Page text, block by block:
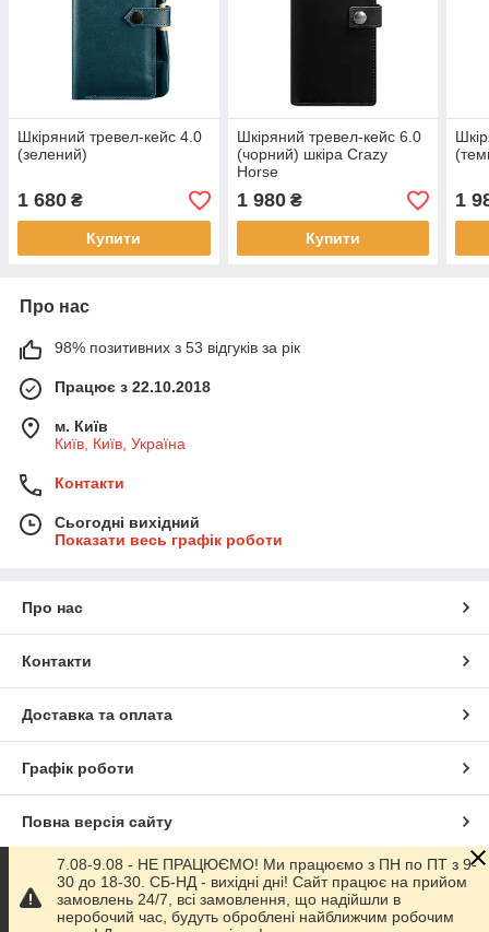
Шкіряний тревел-кейс 4.0
(зелений)
1 680 ₴
Купити
Шкіряний тревел-кейс 6.0
(чорний) шкіра Crazy
Horse
1 980₴
Купити
1
Про нас
98% позитивних з 53 відгуків за рік
Працює з 22.10.2018
м. Київ
Київ, Київ, Україна
Контакти
Сьогодні вихідний
Показати весь графік роботи
Про нас
Контакти
Доставка та оплата
Графік роботи
Повна версія сайту
Сайт створено на маркетплейсіProm.ua
7.08-9.08 - НЕ ПРАЦЮЄМО! Ми працюємо з ПН по ПТ з 9-
30 до 18-30. СБ-НД - вихідні дні! Сайт працює на прийом
замовлень 24/7, всі замовлення, що надійшли в
неробочий час, будуть оброблені найближчим робочим